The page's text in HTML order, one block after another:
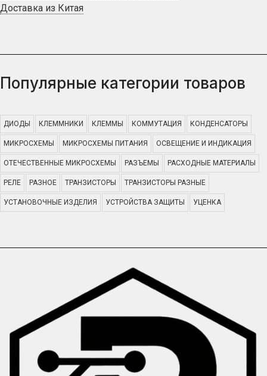
Доставка из Китая
Популярные категории товаров
ДИОДЫ КЛЕММНИКИ КЛЕММЫ КОММУТАЦИЯ КОНДЕНСАТОРЫ
МИКРОСХЕМЫ МИКРОСХЕМЫ ПИТАНИЯ ОСВЕЩЕНИЕ И ИНДИКАЦИЯ
ОТЕЧЕСТВЕННЫЕ МИКРОСХЕМЫ РАЗЪЕМЫ РАСХОДНЫЕ МАТЕРИАЛЫ
РЕЛЕ РАЗНОЕ ТРАНЗИСТОРЫ ТРАНЗИСТОРЫ РАЗНЫЕ
УСТАНОВОЧНЫЕ ИЗДЕЛИЯ УСТРОЙСТВА ЗАЩИТЫ УЦЕНКА